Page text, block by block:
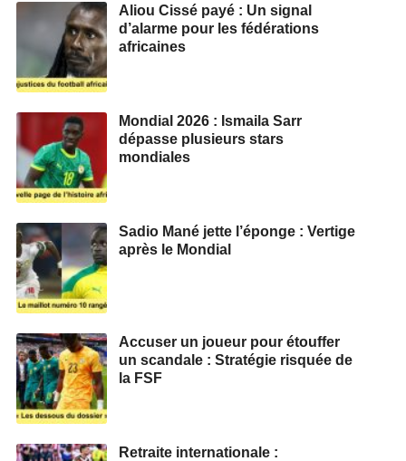
Aliou Cissé payé : Un signal
d’alarme pour les fédérations
africaines
Mondial 2026 : Ismaila Sarr
dépasse plusieurs stars
mondiales
Sadio Mané jette l’éponge : Vertige
après le Mondial
Accuser un joueur pour étouffer
un scandale : Stratégie risquée de
la FSF
Retraite internationale :